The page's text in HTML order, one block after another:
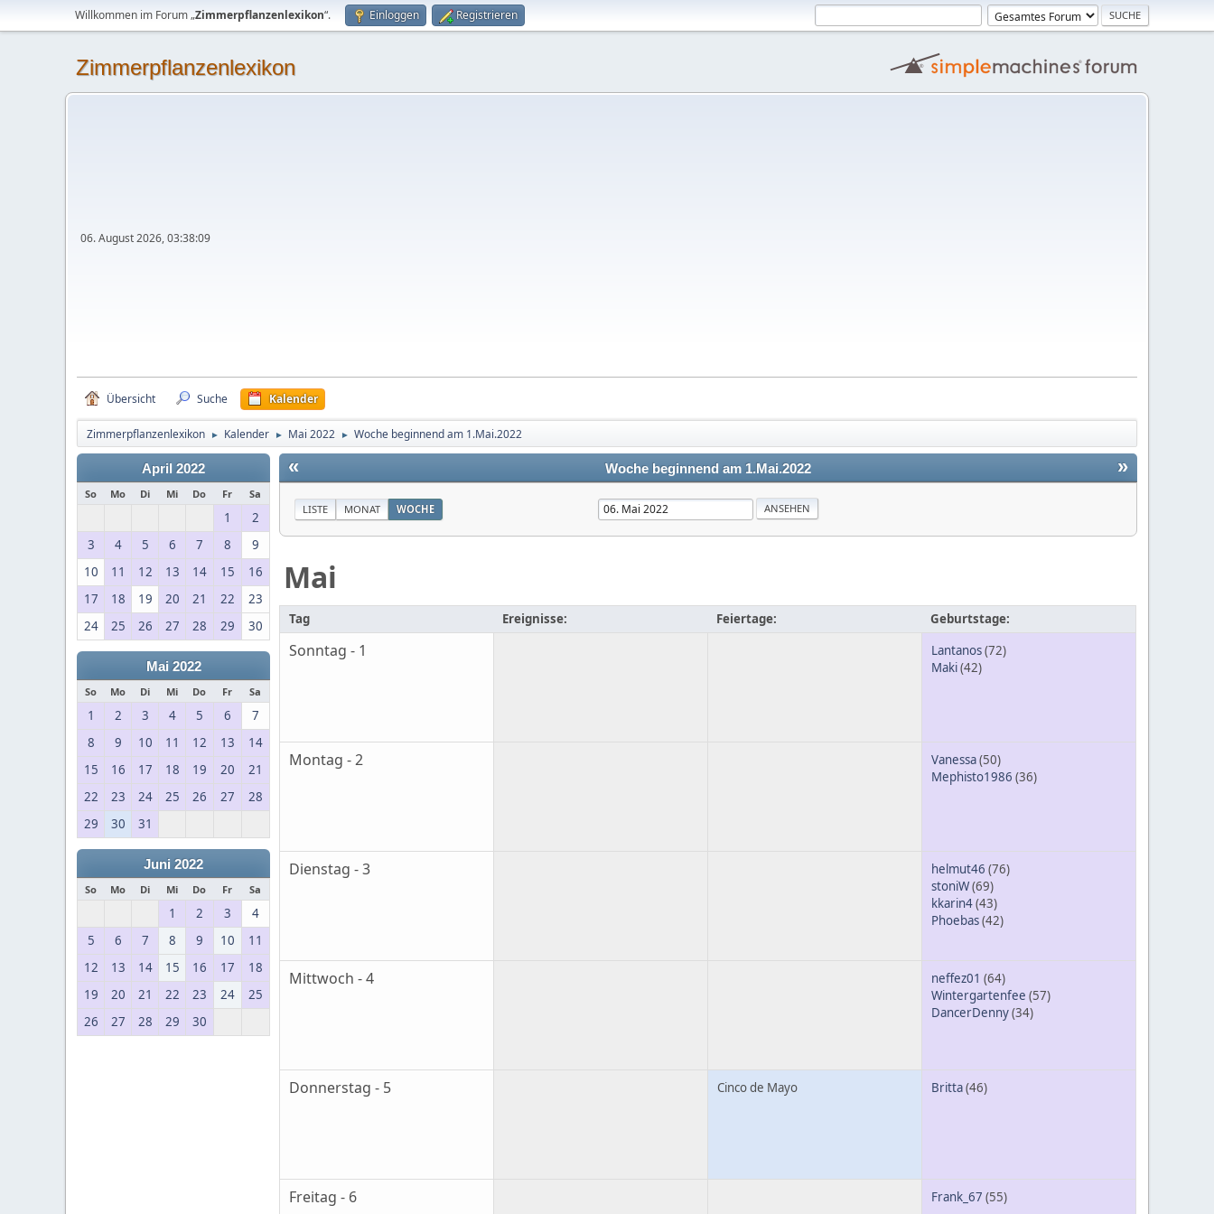
Willkommen im Forum „Zimmerpflanzenlexikon“. Einloggen Registrieren
Zimmerpflanzenlexikon
06. August 2026, 03:38:09
Übersicht Suche Kalender
Zimmerpflanzenlexikon ► Kalender ► Mai 2022 ► Woche beginnend am 1.Mai.2022
April 2022
So Mo Di Mi Do Fr Sa
1
2
3
4 5 6 7 8
9
10
11 12 13 14 15
16
17
18 19 20 21 22
23
24
25 26 27 28 29 30
Mai 2022
So Mo Di Mi Do Fr Sa
1 2 3 4 5 6
7
8
9 10 11 12 13
14
15
16 17 18 19 20
21
22
23 24 25 26 27
28
29
30 31
Juni 2022
So Mo Di Mi Do Fr Sa
1 2 3
4
5
6 7 8 9 10
11
12
13 14 15 16 17
18
19
20 21 22 23 24
25
26
27 28 29 30
« »
Woche beginnend am 1.Mai.2022
LISTE MONAT WOCHE
Mai
Tag Ereignisse: Feiertage: Geburtstage:
Sonntag - 1 Lantanos(72)
Maki(42)
Montag - 2 Vanessa(50)
Mephisto1986 (36)
Dienstag - 3 helmut46 (76)
stoniW(69)
kkarin4(43)
Phoebas(42)
Mittwoch - 4 neffez01 (64)
Wintergartenfee (57)
DancerDenny(34)
Donnerstag - 5 Cinco de Mayo Britta(46)
Freitag - 6 Frank_67 (55)